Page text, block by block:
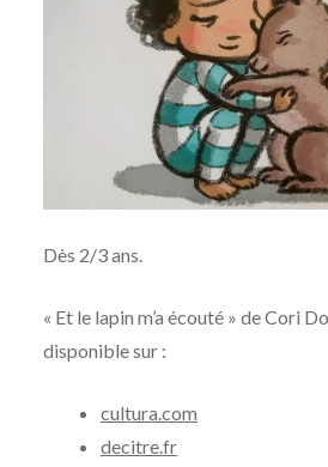
Dès 2/3 ans.
« Et le lapin m’a écouté » de Cori
disponible sur :
cultura.com
decitre.fr